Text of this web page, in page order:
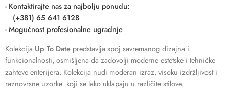
- Kontaktirajte nas za najbolju ponudu:
(+381) 65 641 6128
- Mogućnost profesionalne ugradnje
Kolekcija Up To Date predstavlja spoj savremanog dizajna i
funkcionalnosti, osmišljena da zadovolji moderne estetske i tehničke
zahteve enterijera. Kolekcija nudi moderan izraz, visoku izdržljivost i
raznovrsne uzorke koji se lako uklapaju u različite stilove.